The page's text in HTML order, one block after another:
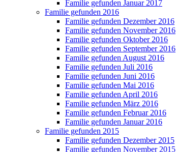
Familie gefunden Januar 2017
Familie gefunden 2016
Familie gefunden Dezember 2016
Familie gefunden November 2016
Familie gefunden Oktober 2016
Familie gefunden September 2016
Familie gefunden August 2016
Familie gefunden Juli 2016
Familie gefunden Juni 2016
Familie gefunden Mai 2016
Familie gefunden April 2016
Familie gefunden März 2016
Familie gefunden Februar 2016
Familie gefunden Januar 2016
Familie gefunden 2015
Familie gefunden Dezember 2015
Familie gefunden November 2015